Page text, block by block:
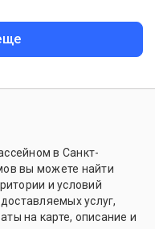
в Санкт-
вы можете найти
и условий
услуг,
на карте, описание и